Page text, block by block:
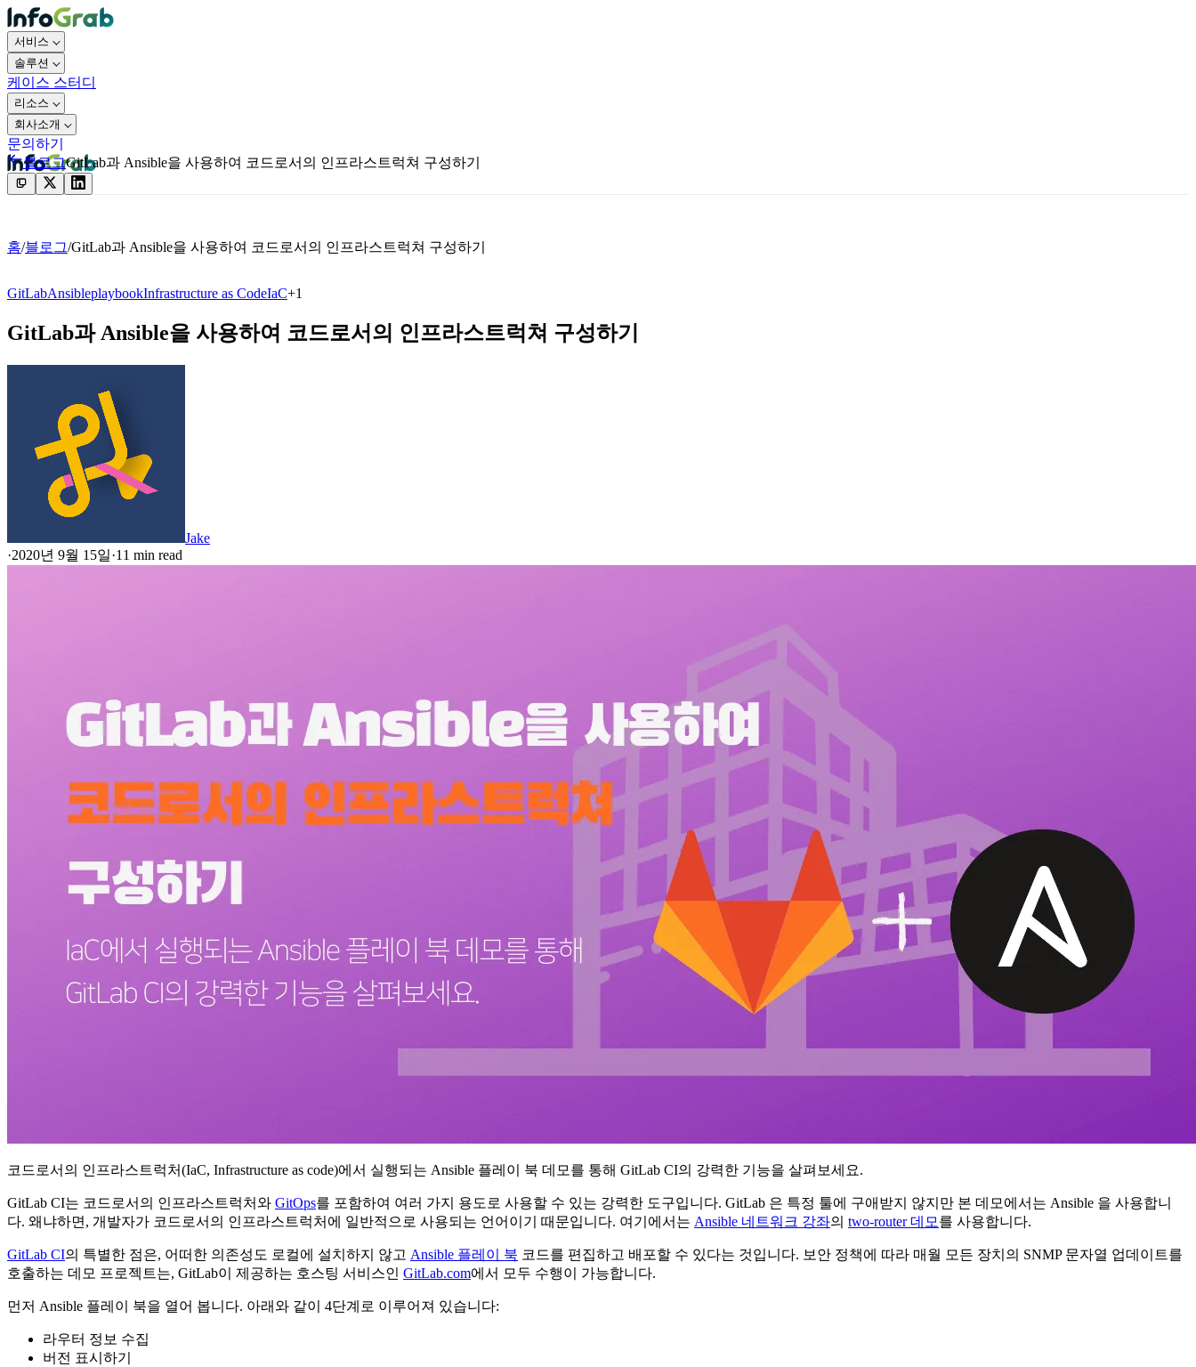
서비스
솔루션
케이스 스터디
리소스
회사소개
문의하기
문의하기
블로그GitLab과 Ansible을 사용하여 코드로서의 인프라스트럭쳐 구성하기
홈/블로그/GitLab과 Ansible을 사용하여 코드로서의 인프라스트럭쳐 구성하기
GitLabAnsibleplaybookInfrastructure as CodeIaC+1
GitLab과 Ansible을 사용하여 코드로서의 인프라스트럭쳐 구성하기
Jake
·2020년 9월 15일·11 min read
코드로서의 인프라스트럭처(IaC, Infrastructure as code)에서 실행되는 Ansible 플레이 북 데모를 통해 GitLab CI의 강력한 기능을 살펴보세요.
GitLab CI는 코드로서의 인프라스트럭처와 GitOps를 포함하여 여러 가지 용도로 사용할 수 있는 강력한 도구입니다. GitLab 은 특정 툴에 구애받지 않지만 본 데모에서는 Ansible 을 사용합니
다. 왜냐하면, 개발자가 코드로서의 인프라스트럭처에 일반적으로 사용되는 언어이기 때문입니다. 여기에서는 Ansible 네트워크 강좌의 two-router 데모 를 사용합니다.
GitLab CI의 특별한 점은, 어떠한 의존성도 로컬에 설치하지 않고 Ansible 플레이 북 코드를 편집하고 배포할 수 있다는 것입니다. 보안 정책에 따라 매월 모든 장치의 SNMP 문자열 업데이트를
호출하는 데모 프로젝트는, GitLab이 제공하는 호스팅 서비스인 GitLab.com에서 모두 수행이 가능합니다.
먼저 Ansible 플레이 북을 열어 봅니다. 아래와 같이 4단계로 이루어져 있습니다:
라우터 정보 수집
버전 표시하기